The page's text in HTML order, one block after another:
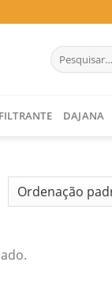
Pesquisar
por:
DAJANA